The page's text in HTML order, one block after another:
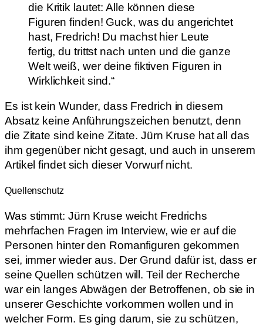
die Kritik lautet: Alle können diese
Figuren finden! Guck, was du angerichtet
hast, Fredrich! Du machst hier Leute
fertig, du trittst nach unten und die ganze
Welt weiß, wer deine fiktiven Figuren in
Wirklichkeit sind.“
Es ist kein Wunder, dass Fredrich in diesem
Absatz keine Anführungszeichen benutzt, denn
die Zitate sind keine Zitate. Jürn Kruse hat all das
ihm gegenüber nicht gesagt, und auch in unserem
Artikel findet sich dieser Vorwurf nicht.
Quellenschutz
Was stimmt: Jürn Kruse weicht Fredrichs
mehrfachen Fragen im Interview, wie er auf die
Personen hinter den Romanfiguren gekommen
sei, immer wieder aus. Der Grund dafür ist, dass er
seine Quellen schützen will. Teil der Recherche
war ein langes Abwägen der Betroffenen, ob sie in
unserer Geschichte vorkommen wollen und in
welcher Form. Es ging darum, sie zu schützen,